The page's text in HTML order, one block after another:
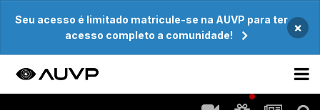
Seu acesso é limitado matricule-se na AUVP para ter
acesso completo a comunidade!
×